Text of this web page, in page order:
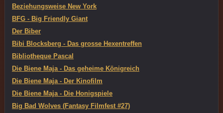
Beziehungsweise New York
BFG - Big Friendly Giant
Der Biber
Bibi Blocksberg - Das grosse Hexentreffen
Bibliotheque Pascal
Die Biene Maja - Das geheime Königreich
Die Biene Maja - Der Kinofilm
Die Biene Maja - Die Honigspiele
Big Bad Wolves (Fantasy Filmfest #27)